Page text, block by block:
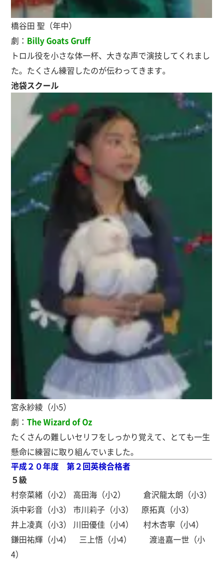
橋谷田 聖（年中）
劇： Billy Goats Gruff
トロル役を小さな体一杯、大きな声で演技してくれまし
た。たくさん練習したのが伝わってきます。
池袋スクール
宮永紗綾（小5）
劇：The Wizard of Oz
たくさんの難しいセリフをしっかり覚えて、とても一生
懸命に練習に取り組んでいました。
平成２０年度 第２回英検合格者
５級
村奈菜緒（小2） 高田海（小2） 倉沢龍太朗（小3）
浜中彩音（小3） 市川莉子（小3） 原拓真（小3）
井上凌真（小3） 川田優佳（小4） 村木杏寧（小4）
鎌田祐輝（小4） 三上悟（小4） 渡邉嘉一世（小
4）